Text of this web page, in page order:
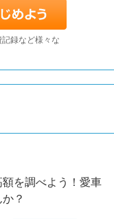
録など様々な
を調べよう！愛車
？